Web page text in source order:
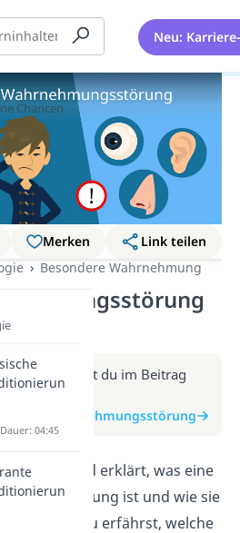
Neu:
Merken
Link teilen
Besondere Wahrnehmung
Infos erhältst du im Beitrag
Wahrnehmungsstörung
Video wird erklärt, was eine
ist und wie sie
kann. Du erfährst, welche
Chancen.
04:45